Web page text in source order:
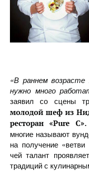
«В раннем
нужно много
заявил со сцены
молодой шеф из
ресторан «Pure C».
многие называют
на получение «ветви
чей талант
традиций с